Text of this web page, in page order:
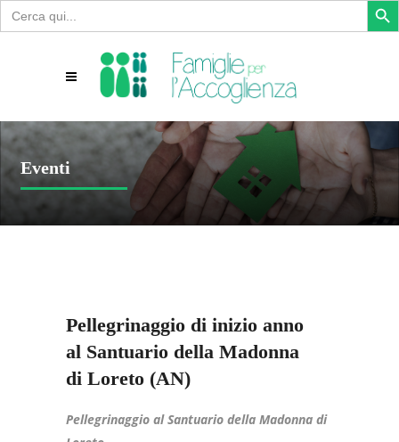
Search
for:
Eventi
Pellegrinaggio di inizio anno
al Santuario della Madonna
di Loreto (AN)
Pellegrinaggio al Santuario della Madonna di